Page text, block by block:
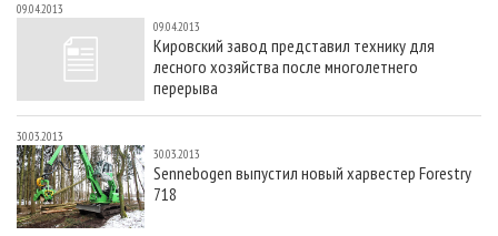
09.04.2013
09.04.2013
Кировский завод представил технику для
лесного хозяйства после многолетнего
перерыва
30.03.2013
30.03.2013
Sennebogen выпустил новый харвестер Forestry
718